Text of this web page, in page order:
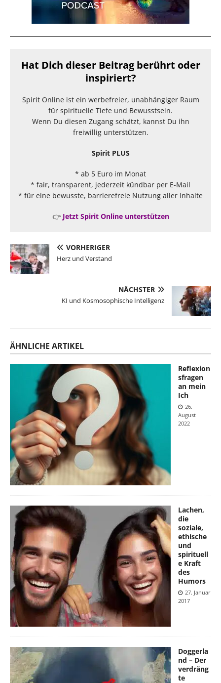
Hat Dich dieser Beitrag berührt oder
inspiriert?
Spirit Online ist ein werbefreier, unabhängiger Raum
für spirituelle Tiefe und Bewusstsein.
Wenn Du diesen Zugang schätzt, kannst Du ihn
freiwillig unterstützen.
Spirit PLUS
* ab 5 Euro im Monat
* fair, transparent, jederzeit kündbar per E-Mail
* für eine bewusste, barrierefreie Nutzung aller Inhalte
👉 Jetzt Spirit Online unterstützen
VORHERIGER
Herz und Verstand
NÄCHSTER
KI und Kosmosophische Intelligenz
ÄHNLICHE ARTIKEL
Reflexion
sfragen
an mein
Ich
26.
August
2022
Lachen,
die
soziale,
ethische
und
spirituell
e Kraft
des
Humors
27. Januar
2017
Doggerla
nd – Der
verdräng
te